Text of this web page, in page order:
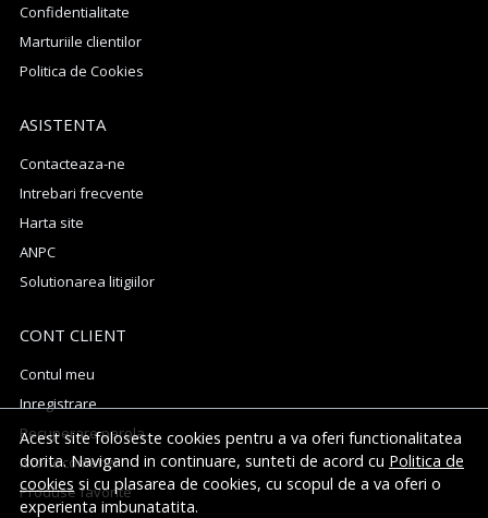
Acest site foloseste cookies pentru a va oferi functionalitatea
dorita. Navigand in continuare, sunteti de acord cu Politica de
cookies si cu plasarea de cookies, cu scopul de a va oferi o
experienta imbunatatita.
Confidentialitate
Marturiile clientilor
Politica de Cookies
ASISTENTA
Contacteaza-ne
Intrebari frecvente
Harta site
ANPC
Solutionarea litigiilor
CONT CLIENT
Contul meu
Inregistrare
Recuperare parola
Istoric comenzi
Produse favorite